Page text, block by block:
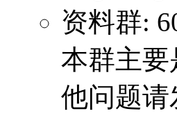
资料群:
本群主
他问题